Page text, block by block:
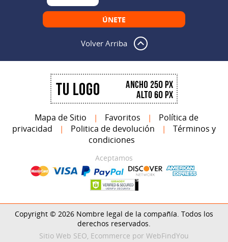
Volver Arriba
Mapa de Sitio | Favoritos |
Política de
privacidad
| Politica de devolución |
Términos y
condiciones
Aceptamos
Copyright © 2026 Nombre legal de la compañía. Todos los
derechos reservados.
Sitio Web SEO, Ecommerce por WebFindYou